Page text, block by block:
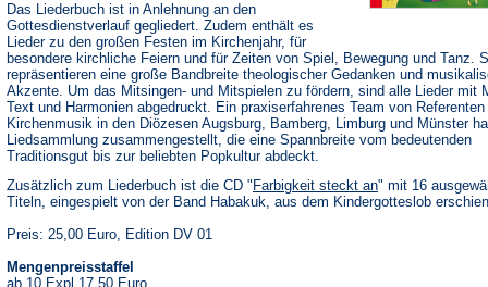
Das Liederbuch ist in Anlehnung an den
Gottesdienstverlauf gegliedert. Zudem enthält es
Lieder zu den großen Festen im Kirchenjahr, für
besondere kirchliche Feiern und für Zeiten von Spiel, Bewegung und Tanz.
repräsentieren eine große Bandbreite theologischer Gedanken und
Akzente. Um das Mitsingen- und Mitspielen zu fördern, sind alle Lieder mit
Text und Harmonien abgedruckt. Ein praxiserfahrenes Team von Referenten
Kirchenmusik in den Diözesen Augsburg, Bamberg, Limburg und Münster
Liedsammlung zusammengestellt, die eine Spannbreite vom bedeutenden
Traditionsgut bis zur beliebten Popkultur abdeckt.
Zusätzlich zum Liederbuch ist die CD " Farbigkeit steckt an" mit 16
Titeln, eingespielt von der Band Habakuk, aus dem Kindergotteslob
Preis: 25,00 Euro, Edition DV 01
Mengenpreisstaffel
ab 10 Expl 17,50 Euro